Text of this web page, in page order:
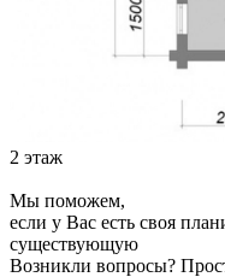
2 этаж
Мы поможем,
если у Вас есть своя
существующую
Возникли вопросы?